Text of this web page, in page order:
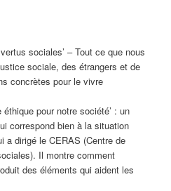
sociales’ – Tout ce que nous
sociale, des étrangers et de
concrètes pour le vivre
éthique pour notre société’ : un
correspond bien à la situation
a dirigé le CERAS (Centre de
Il montre comment
des éléments qui aident les